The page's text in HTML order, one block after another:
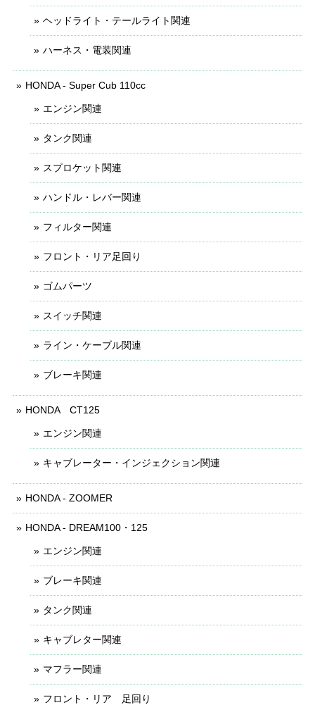
ヘッドライト・テールライト関連
ハーネス・電装関連
HONDA - Super Cub 110cc
エンジン関連
タンク関連
スプロケット関連
ハンドル・レバー関連
フィルター関連
フロント・リア足回り
ゴムパーツ
スイッチ関連
ライン・ケーブル関連
ブレーキ関連
HONDA CT125
エンジン関連
キャブレーター・インジェクション関連
HONDA - ZOOMER
HONDA - DREAM100・125
エンジン関連
ブレーキ関連
タンク関連
キャブレター関連
マフラー関連
フロント・リア 足回り